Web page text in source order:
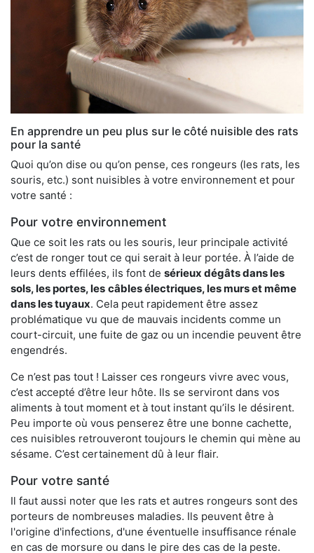
En apprendre un peu plus sur le côté nuisible des rats
pour la santé
Quoi qu’on dise ou qu’on pense, ces rongeurs (les rats, les
souris, etc.) sont nuisibles à votre environnement et pour
votre santé :
Pour votre environnement
Que ce soit les rats ou les souris, leur principale activité
c’est de ronger tout ce qui serait à leur portée. À l’aide de
leurs dents effilées, ils font de sérieux dégâts dans les
sols, les portes, les câbles électriques, les murs et même
dans les tuyaux. Cela peut rapidement être assez
problématique vu que de mauvais incidents comme un
court-circuit, une fuite de gaz ou un incendie peuvent être
engendrés.
Ce n’est pas tout ! Laisser ces rongeurs vivre avec vous,
c’est accepté d’être leur hôte. Ils se serviront dans vos
aliments à tout moment et à tout instant qu’ils le désirent.
Peu importe où vous penserez être une bonne cachette,
ces nuisibles retrouveront toujours le chemin qui mène au
sésame. C’est certainement dû à leur flair.
Pour votre santé
Il faut aussi noter que les rats et autres rongeurs sont des
porteurs de nombreuses maladies. Ils peuvent être à
l'origine d'infections, d'une éventuelle insuffisance rénale
en cas de morsure ou dans le pire des cas de la peste.